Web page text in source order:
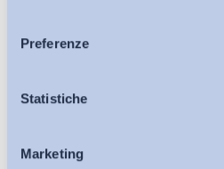
Preferenze
Statistiche
Marketing
Articoli
Osservatori
Eventi
Ho letto e Accetto il trattamento